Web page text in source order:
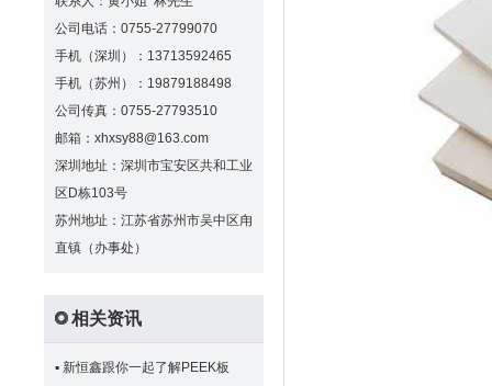
公司电话：0755-27799070
手机（深圳）：13713592465
手机（苏州）：19879188498
公司传真：0755-27793510
邮箱：xhxsy88@163.com
深圳地址：深圳市宝安区共和工业
区D栋103号
苏州地址：江苏省苏州市吴中区甪
直镇（办事处）
相关资讯
▪ 新恒鑫跟你一起了解PEEK板